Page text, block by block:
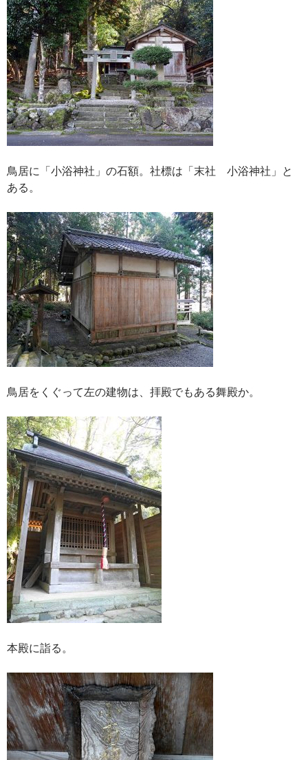
鳥居に「小浴神社」の石額。社標は「末社 小浴神社」と
ある。
鳥居をくぐって左の建物は、拝殿でもある舞殿か。
本殿に詣る。